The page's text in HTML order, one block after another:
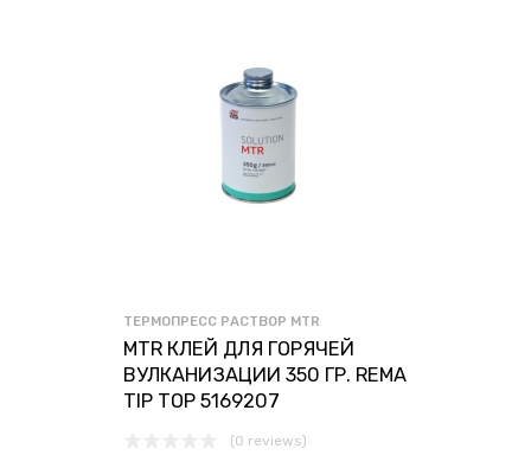
ТЕРМОПРЕСС РАСТВОР MTR
MTR КЛЕЙ ДЛЯ ГОРЯЧЕЙ
ВУЛКАНИЗАЦИИ 350 ГР. REMA
TIP TOP 5169207
(0 reviews)